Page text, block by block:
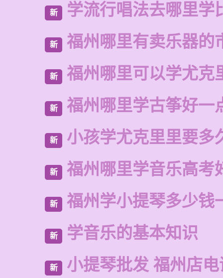
新 学流行唱法去哪里学
新 福州哪里有卖乐器的
新 福州哪里可以学尤克
新 福州哪里学古筝好一
新 小孩学尤克里里要多
新 福州哪里学音乐高考
新 福州学小提琴多少钱
新 学音乐的基本知识
新 小提琴批发 福州店